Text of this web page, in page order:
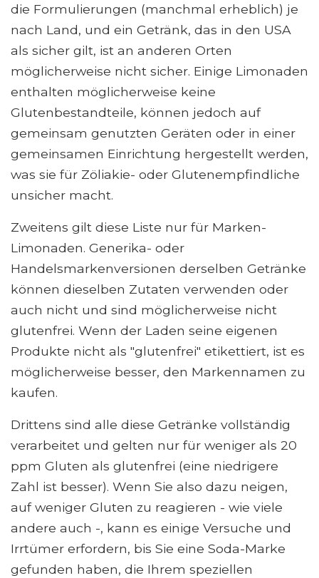
die Formulierungen (manchmal erheblich) je
nach Land, und ein Getränk, das in den USA
als sicher gilt, ist an anderen Orten
möglicherweise nicht sicher. Einige Limonaden
enthalten möglicherweise keine
Glutenbestandteile, können jedoch auf
gemeinsam genutzten Geräten oder in einer
gemeinsamen Einrichtung hergestellt werden,
was sie für Zöliakie- oder Glutenempfindliche
unsicher macht.
Zweitens gilt diese Liste nur für Marken-
Limonaden. Generika- oder
Handelsmarkenversionen derselben Getränke
können dieselben Zutaten verwenden oder
auch nicht und sind möglicherweise nicht
glutenfrei. Wenn der Laden seine eigenen
Produkte nicht als "glutenfrei" etikettiert, ist es
möglicherweise besser, den Markennamen zu
kaufen.
Drittens sind alle diese Getränke vollständig
verarbeitet und gelten nur für weniger als 20
ppm Gluten als glutenfrei (eine niedrigere
Zahl ist besser). Wenn Sie also dazu neigen,
auf weniger Gluten zu reagieren - wie viele
andere auch -, kann es einige Versuche und
Irrtümer erfordern, bis Sie eine Soda-Marke
gefunden haben, die Ihrem speziellen